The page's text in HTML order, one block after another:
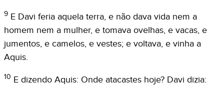
9 E Davi feria aquela terra, e não dava vida nem a
homem nem a mulher, e tomava ovelhas, e vacas, e
jumentos, e camelos, e vestes; e voltava, e vinha a
Aquis.
10 E dizendo Aquis: Onde atacastes hoje? Davi dizia: